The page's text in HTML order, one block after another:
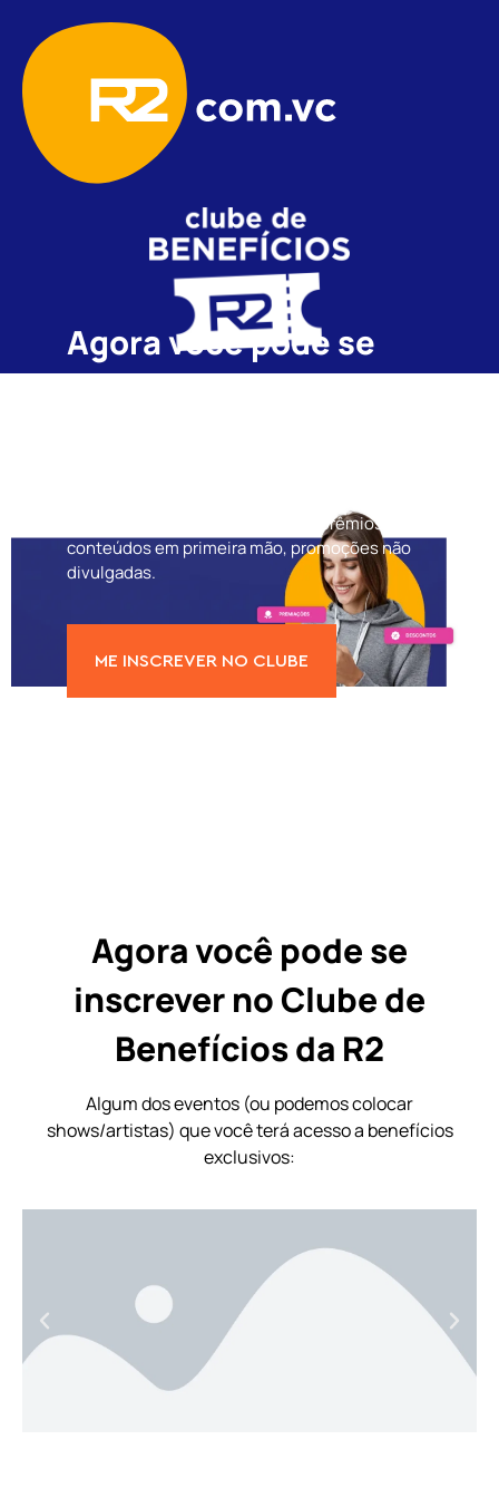
Agora você pode se
exclusivos, spoilers, sorteios de prêmios,
conteúdos em primeira mão, promoções não
divulgadas.
ME INSCREVER NO CLUBE
Agora você pode se
inscrever no Clube de
Benefícios da R2
Algum dos eventos (ou podemos colocar
shows/artistas) que você terá acesso a benefícios
exclusivos: